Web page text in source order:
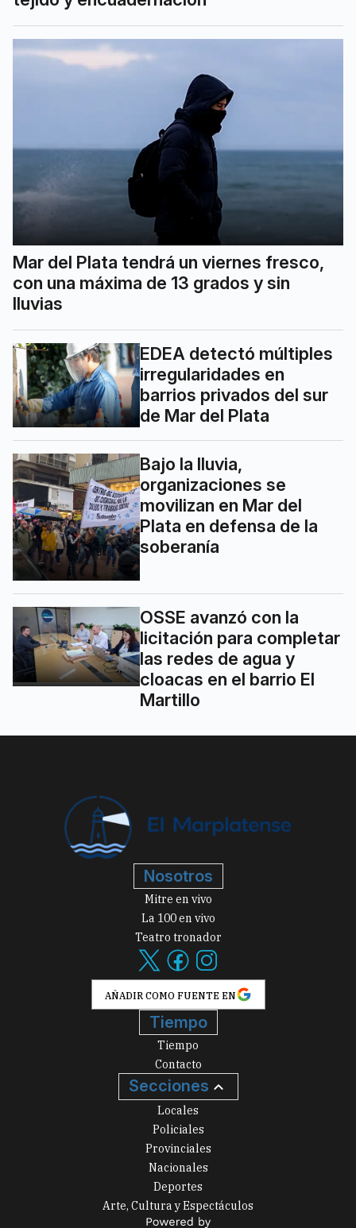
Mar del Plata tendrá un viernes fresco,
con una máxima de 13 grados y sin
lluvias
EDEA detectó múltiples
irregularidades en
barrios privados del sur
de Mar del Plata
Bajo la lluvia,
organizaciones se
movilizan en Mar del
Plata en defensa de la
soberanía
OSSE avanzó con la
licitación para completar
las redes de agua y
cloacas en el barrio El
Martillo
Nosotros
Mitre en vivo
La 100 en vivo
Teatro tronador
AÑADIR COMO FUENTE EN
Tiempo
Tiempo
Contacto
Secciones
Locales
Policiales
Provinciales
Nacionales
Deportes
Arte, Cultura y Espectáculos